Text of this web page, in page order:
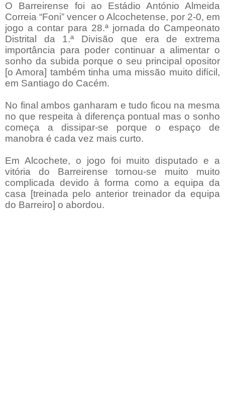
O Barreirense foi ao Estádio António Almeida
Correia “Foni” vencer o Alcochetense, por 2-0, em
jogo a contar para 28.ª jornada do Campeonato
Distrital da 1.ª Divisão que era de extrema
importância para poder continuar a alimentar o
sonho da subida porque o seu principal opositor
[o Amora] também tinha uma missão muito difícil,
em Santiago do Cacém.
No final ambos ganharam e tudo ficou na mesma
no que respeita à diferença pontual mas o sonho
começa a dissipar-se porque o espaço de
manobra é cada vez mais curto.
Em Alcochete, o jogo foi muito disputado e a
vitória do Barreirense tornou-se muito muito
complicada devido à forma como a equipa da
casa [treinada pelo anterior treinador da equipa
do Barreiro] o abordou.